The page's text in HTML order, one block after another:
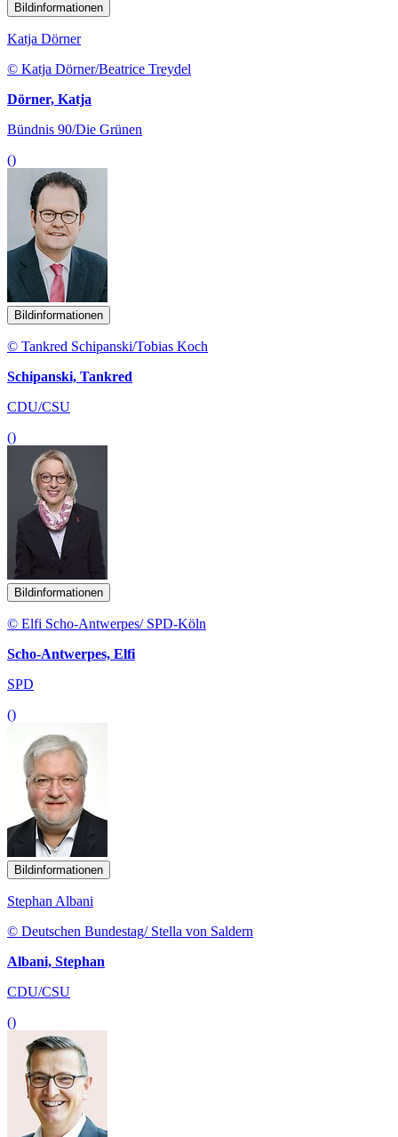
Bildinformationen
Katja Dörner
© Katja Dörner/Beatrice Treydel
Dörner, Katja
Bündnis 90/Die Grünen
()
Bildinformationen
© Tankred Schipanski/Tobias Koch
Schipanski, Tankred
CDU/CSU
()
Bildinformationen
© Elfi Scho-Antwerpes/ SPD-Köln
Scho-Antwerpes, Elfi
SPD
()
Bildinformationen
Stephan Albani
© Deutschen Bundestag/ Stella von Saldern
Albani, Stephan
CDU/CSU
()